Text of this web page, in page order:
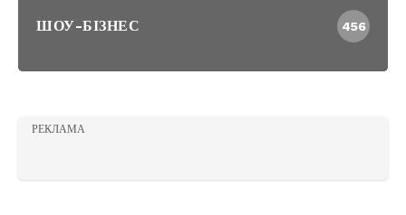
ШОУ-БІЗНЕС 456
РЕКЛАМА